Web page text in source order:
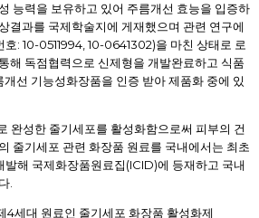
능력을 보유하고 있어 주름개선 효능을 입증하
결과를 국제학술지에 게재했으며 관련 연구에
호: 10-0511994, 10-0641302)을 마친 상태로 로
해 독점협력으로 신제형을 개발완료하고 식품
선 기능성화장품을 인증 받아 제품화 중에 있
완성한 줄기세포를 활성화함으로써 피부의 건
줄기세포 관련 화장품 원료를 국내에서는 최초
발해 국제화장품원료집 (ICID)에 등재하고 국내
4세대 원료인 줄기세포 화장품 활성화제